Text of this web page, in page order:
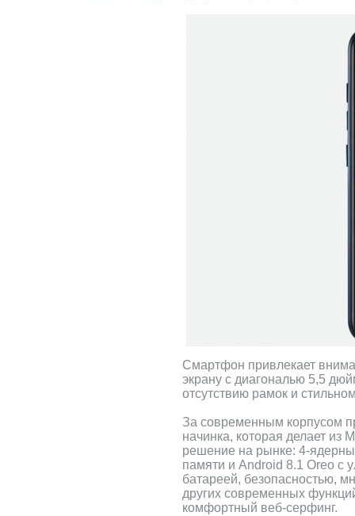
Смартфон привлекает
экрану с диагональю 5,5
отсутствию рамок и
За современным корпусом
начинка, которая делает из
решение на рынке: 4-
памяти и Android 8.1 Oreo с
батареей, безопасностью,
других современных
комфортный веб-серфинг.